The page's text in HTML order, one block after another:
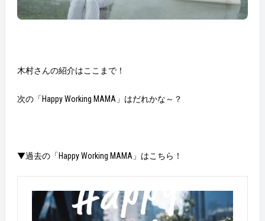
木村さんの紹介はここまで！
次の「Happy Working MAMA」はだれかな～？
▼過去の「Happy Working MAMA」はこちら！